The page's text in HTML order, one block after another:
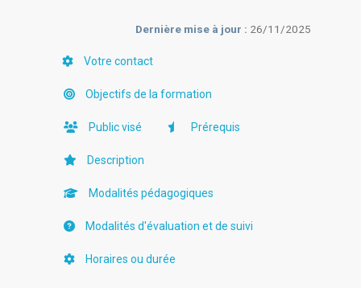
Dernière mise à jour : 26/11/2025
Votre contact
Objectifs de la formation
Public visé Prérequis
Description
Modalités pédagogiques
Modalités d'évaluation et de suivi
Horaires ou durée